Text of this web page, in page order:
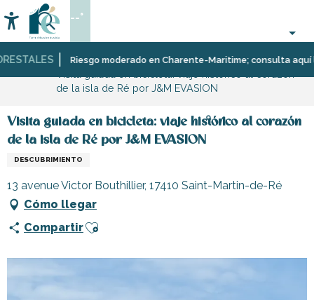
au
contenu
principal
Riesgo moderado en Charente-Maritime; consulta aquí las
Accessibilité
Buscar
--°
Página Web
Organización
Actividades
Ocio
de la isla de Ré por J&M EVASION
Visita guiada en bicicleta: viaje histórico al corazón
de la isla de Ré por J&M EVASION
DESCUBRIMIENTO
13 avenue Victor Bouthillier, 17410 Saint-Martin-de-Ré
Cómo llegar
CompartirAjouter aux favoris